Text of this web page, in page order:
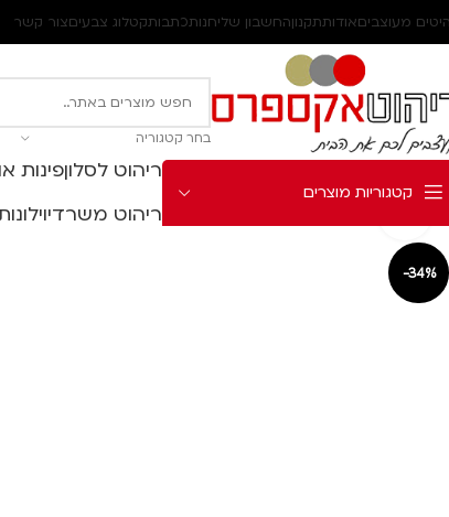
מעוצביםאודותתקנוןהחשבון שליחנותכתבותקטלוג צבעיםצור קשר
בחר קטגוריה
קטגוריות מוצרים
ריהוט לסלוןפינות
ריהוט משרדי
-34%